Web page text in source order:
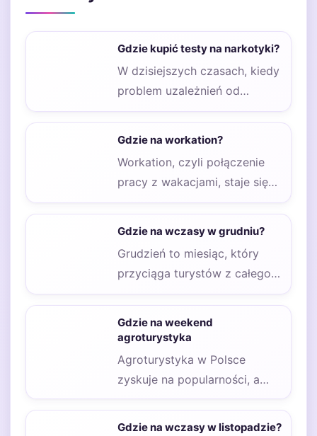
Gdzie kupić testy na narkotyki?
W dzisiejszych czasach, kiedy
problem uzależnień od
substancji psychoaktywnych
Gdzie na workation?
Workation, czyli połączenie
pracy z wakacjami, staje się
coraz bardziej popularne w
Gdzie na wczasy w grudniu?
Grudzień to miesiąc, który
przyciąga turystów z całego
świata, a Europa oferuje wiele
Gdzie na weekend
agroturystyka
Agroturystyka w Polsce
zyskuje na popularności, a
wiele osób poszukuje
idealnych miejsc na
Gdzie na wczasy w listopadzie?